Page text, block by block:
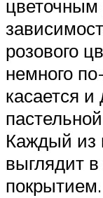
цветочным
розового
немного
касается и
Каждый из
выглядит
покрытием.